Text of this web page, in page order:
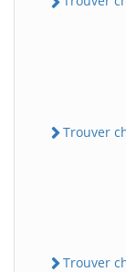
Trouver
Trouver